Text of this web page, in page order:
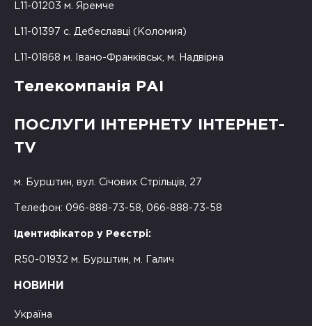
L11-01203 м. Яремче
L11-01397 с. Дебеславці (Коломия)
L11-01868 м. Івано-Франківськ, м. Надвірна
Телекомпанія РАІ
ПОСЛУГИ ІНТЕРНЕТУ ІНТЕРНЕТ-
TV
м. Бурштин, вул. Січових Стрільців, 27
Телефон: 096-888-73-58, 066-888-73-58
Ідентифікатор у Реєстрі:
R50-01932 м. Бурштин, м. Галич
НОВИНИ
Україна